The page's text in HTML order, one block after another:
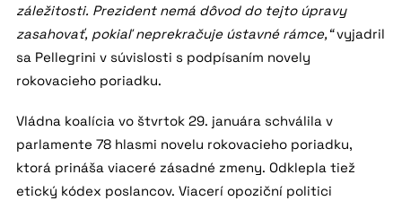
záležitosti. Prezident nemá dôvod do tejto úpravy
zasahovať, pokiaľ neprekračuje ústavné rámce,“vyjadril
sa Pellegrini v súvislosti s podpísaním novely
rokovacieho poriadku.
Vládna koalícia vo štvrtok 29. januára schválila v
parlamente 78 hlasmi novelu rokovacieho poriadku,
ktorá prináša viaceré zásadné zmeny. Odklepla tiež
etický kódex poslancov. Viacerí opoziční politici